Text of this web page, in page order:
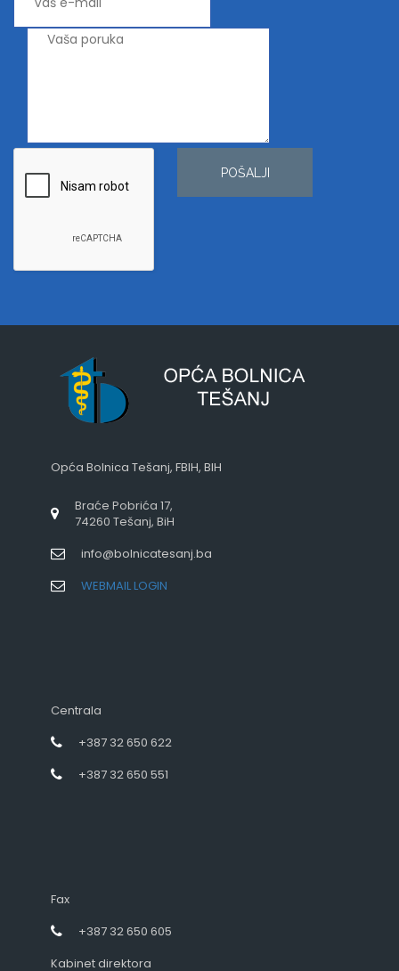
POŠALJI
Opća Bolnica Tešanj, FBIH, BIH
Braće Pobrića 17,
74260 Tešanj, BiH
info@bolnicatesanj.ba
WEBMAIL LOGIN
Centrala
+387 32 650 622
+387 32 650 551
Fax
+387 32 650 605
Kabinet direktora